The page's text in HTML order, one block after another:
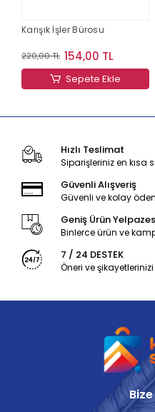
Karışık İşler Bürosu
220,00 TL 154,00 TL
Sepete Ekle
Hızlı Teslimat
Siparişleriniz en kısa
Güvenli Alışveriş
Güvenli ve kolay
Geniş Ürün
Binlerce ürün ve
7 / 24 DESTEK
Öneri ve
Bize